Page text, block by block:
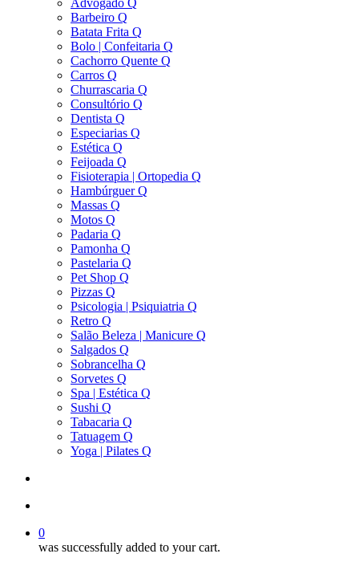
Advogado Q
Barbeiro Q
Batata Frita Q
Bolo | Confeitaria Q
Cachorro Quente Q
Carros Q
Churrascaria Q
Consultório Q
Dentista Q
Especiarias Q
Estética Q
Feijoada Q
Fisioterapia | Ortopedia Q
Hambúrguer Q
Massas Q
Motos Q
Padaria Q
Pamonha Q
Pastelaria Q
Pet Shop Q
Pizzas Q
Psicologia | Psiquiatria Q
Retro Q
Salão Beleza | Manicure Q
Salgados Q
Sobrancelha Q
Sorvetes Q
Spa | Estética Q
Sushi Q
Tabacaria Q
Tatuagem Q
Yoga | Pilates Q
0
was successfully added to your cart.